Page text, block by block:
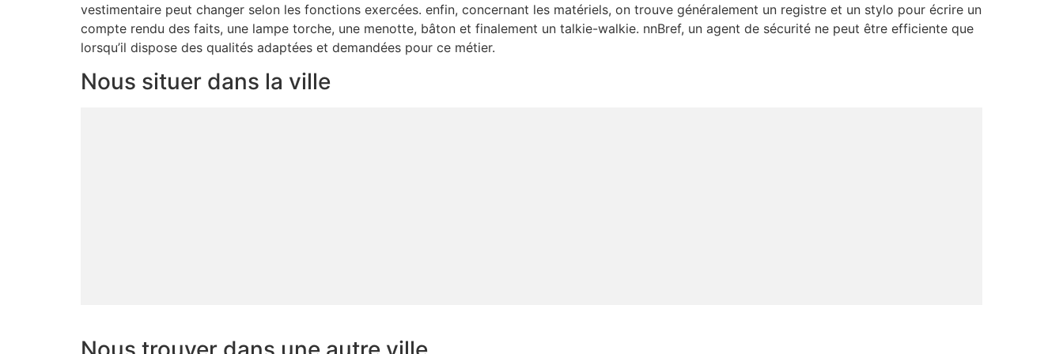
vestimentaire peut changer selon les fonctions exercées. enfin, concernant les matériels, on trouve généralement un registre et un stylo pour écrire un
compte rendu des faits, une lampe torche, une menotte, bâton et finalement un talkie-walkie. nnBref, un agent de sécurité ne peut être efficiente que
lorsqu’il dispose des qualités adaptées et demandées pour ce métier.
Nous situer dans la ville